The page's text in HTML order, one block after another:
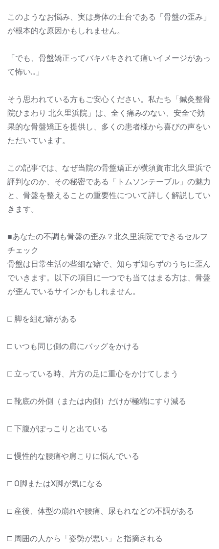
このようなお悩み、実は身体の土台である「骨盤の歪み」
が根本的な原因かもしれません。
「でも、骨盤矯正ってバキバキされて痛いイメージがあっ
て怖い…」
そう思われている方もご安心ください。私たち「鍼灸整骨
院ひまわり 北久里浜院」は、全く痛みのない、安全で効
果的な骨盤矯正を提供し、多くの患者様から喜びの声をい
ただいています。
この記事では、なぜ当院の骨盤矯正が横須賀市北久里浜で
評判なのか、その秘密である「トムソンテーブル」の魅力
と、骨盤を整えることの重要性について詳しく解説してい
きます。
■あなたの不調も骨盤の歪み？北久里浜院でできるセルフ
チェック
骨盤は日常生活の些細な癖で、知らず知らずのうちに歪ん
でいきます。以下の項目に一つでも当てはまる方は、骨盤
が歪んでいるサインかもしれません。
□ 脚を組む癖がある
□ いつも同じ側の肩にバッグをかける
□ 立っている時、片方の足に重心をかけてしまう
□ 靴底の外側（または内側）だけが極端にすり減る
□ 下腹がぽっこりと出ている
□ 慢性的な腰痛や肩こりに悩んでいる
□ O脚またはX脚が気になる
□ 産後、体型の崩れや腰痛、尿もれなどの不調がある
□ 周囲の人から「姿勢が悪い」と指摘される